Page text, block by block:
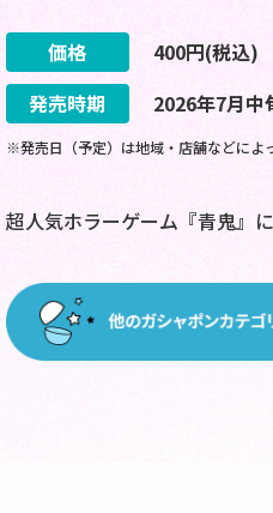
価格 400円(税込)
発売時期
2026年7月中
※発売日（予定）は地域・店舗などによ
超人気ホラーゲーム『青鬼』